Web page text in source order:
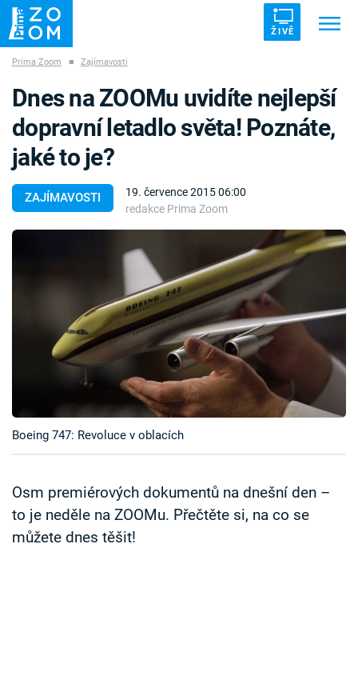
ŽIVĚ
ZÁHADY VETŘELCI DÁVNOVĚKU
Témata
TV Program
Časopis
Sledujte prima+
Sledujte nás
Prima Zoom ■ Zajímavosti
ZAJÍMAVOSTI
19. července 2015 06:00
redakce Prima Zoom
Dnes na ZOOMu uvidíte nejlepší
dopravní letadlo světa! Poznáte,
jaké to je?
Boeing 747: Revoluce v oblacích
Osm premiérových dokumentů na dnešní den –
to je neděle na ZOOMu. Přečtěte si, na co se
můžete dnes těšit!